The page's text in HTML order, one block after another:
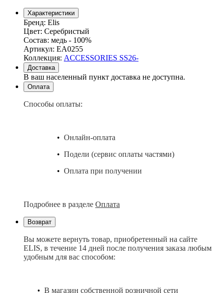
Характеристики
Бренд: Elis
Цвет: Серебристый
Состав: медь - 100%
Артикул: EA0255
Коллекция: ACCESSORIES SS26-
Доставка
В ваш населенный пункт доставка не доступна.
Оплата
Способы оплаты:
• Онлайн-оплата
• Подели (сервис оплаты частями)
• Оплата при получении
Подробнее в разделе Оплата
Возврат
Вы можете вернуть товар, приобретенный на сайте
ELIS, в течение 14 дней после получения заказа любым
удобным для вас способом:
• В магазин собственной розничной сети